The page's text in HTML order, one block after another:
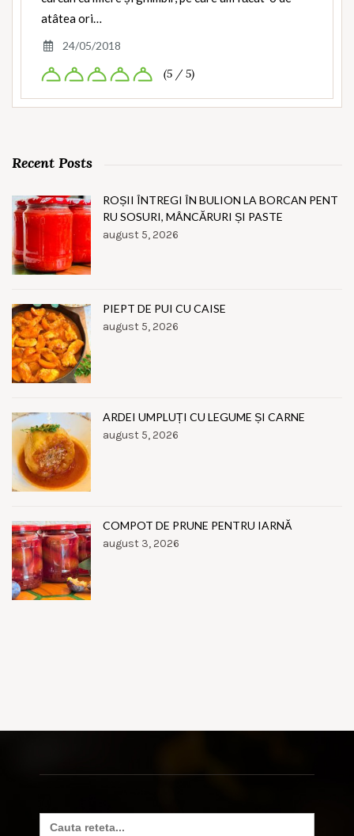
atâtea ori…
24/05/2018
(5 / 5)
Recent Posts
ROȘII ÎNTREGI ÎN BULION LA BORCAN PENT
RU SOSURI, MÂNCĂRURI ȘI PASTE
august 5, 2026
PIEPT DE PUI CU CAISE
august 5, 2026
ARDEI UMPLUȚI CU LEGUME ȘI CARNE
august 5, 2026
COMPOT DE PRUNE PENTRU IARNĂ
august 3, 2026
Search
for: